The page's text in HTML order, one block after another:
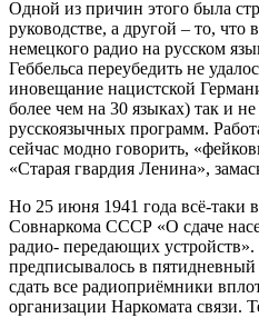
Одной из причин этого была
руководстве, а другой – то, что
немецкого радио на русском
Геббельса переубедить не
иновещание нацистской
более чем на 30 языках) так и
русскоязычных программ.
сейчас модно говорить,
«Старая гвардия Ленина»,
Но 25 июня 1941 года всё-таки
Совнаркома СССР «О сдаче
радио- передающих
предписывалось в
сдать все радиоприёмники
организации Наркомата связи.